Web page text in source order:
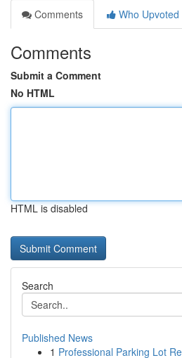
Comments
Who Upvoted
Comments
Submit a Comment
No HTML
HTML is disabled
Search
Published News
1 Professional Parking Lot